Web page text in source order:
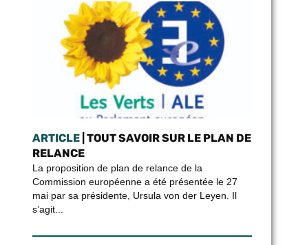
ARTICLE| TOUT SAVOIR SUR LE PLAN DE
RELANCE
La proposition de plan de relance de la
Commission européenne a été présentée le 27
mai par sa présidente, Ursula von der Leyen. Il
s’agit...